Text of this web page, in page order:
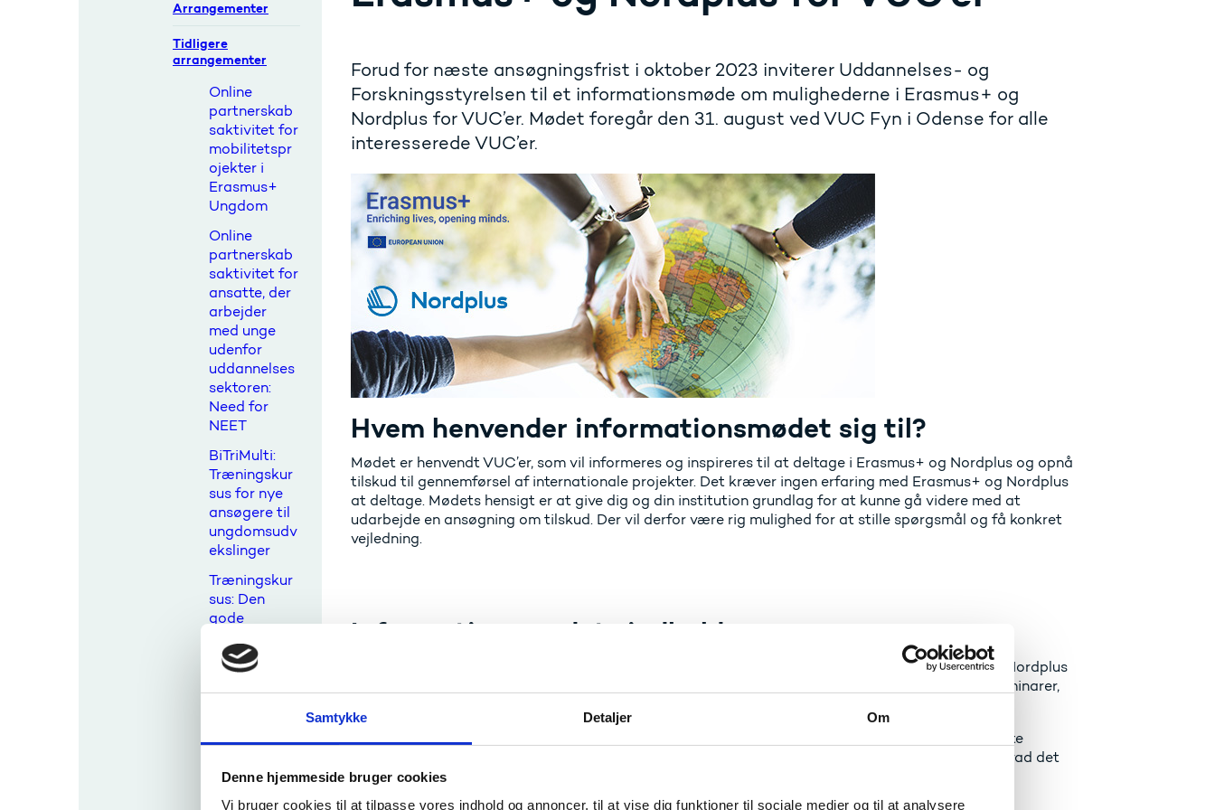
Samtykke Detaljer Om
Denne hjemmeside bruger cookies
Vi bruger cookies til at tilpasse vores indhold og annoncer, til at vise dig funktioner til sociale medier og til at analysere
Arrangementer
Tidligere
arrangementer
Online
partnerskab
saktivitet for
mobilitetspr
ojekter i
Erasmus+
Ungdom
Online
partnerskab
saktivitet for
ansatte, der
arbejder
med unge
udenfor
uddannelses
sektoren:
Need for
NEET
BiTriMulti:
Træningskur
sus for nye
ansøgere til
ungdomsudv
ekslinger
Træningskur
sus: Den
gode
en Erasmus+
ungdomsudv
eksling
nar om
e Erasmus+
tilbyder
Forud for næste ansøgningsfrist i oktober 2023 inviterer Uddannelses- og
Forskningsstyrelsen til et informationsmøde om mulighederne i Erasmus+ og
Nordplus for VUC’er. Mødet foregår den 31. august ved VUC Fyn i Odense for alle
interesserede VUC’er.
Hvem henvender informationsmødet sig til?
Mødet er henvendt VUC’er, som vil informeres og inspireres til at deltage i Erasmus+ og Nordplus og opnå
tilskud til gennemførsel af internationale projekter. Det kræver ingen erfaring med Erasmus+ og Nordplus
at deltage. Mødets hensigt er at give dig og din institution grundlag for at kunne gå videre med at
udarbejde en ansøgning om tilskud. Der vil derfor være rig mulighed for at stille spørgsmål og få konkret
vejledning.
Informationsmødets indhold
På mødet vil Uddannelses- og Forskningsstyrelsen fortælle om, hvilke muligheder Erasmus+ og Nordplus
giver VUC’er. Blandt andet vil vi sætte fokus på kursistmobilitet, forberedende besøg, kontaktseminarer,
Skoler, der har erfaring med Erasmus+ og Nordplus, vil også komme og fortælle om deres konkrete
erfaringer med internationalt arbejde, herunder hvordan de kom i gang med at søge tilskud, og hvad det
har betydet for deres videre arbejde i voksenlæringssektoren.